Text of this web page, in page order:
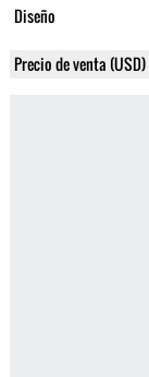
Diseño
Precio de venta (USD)